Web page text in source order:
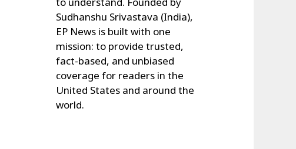
Sudhanshu Srivastava (India),
EP News is built with one
mission: to provide trusted,
fact-based, and unbiased
coverage for readers in the
United States and around the
world.